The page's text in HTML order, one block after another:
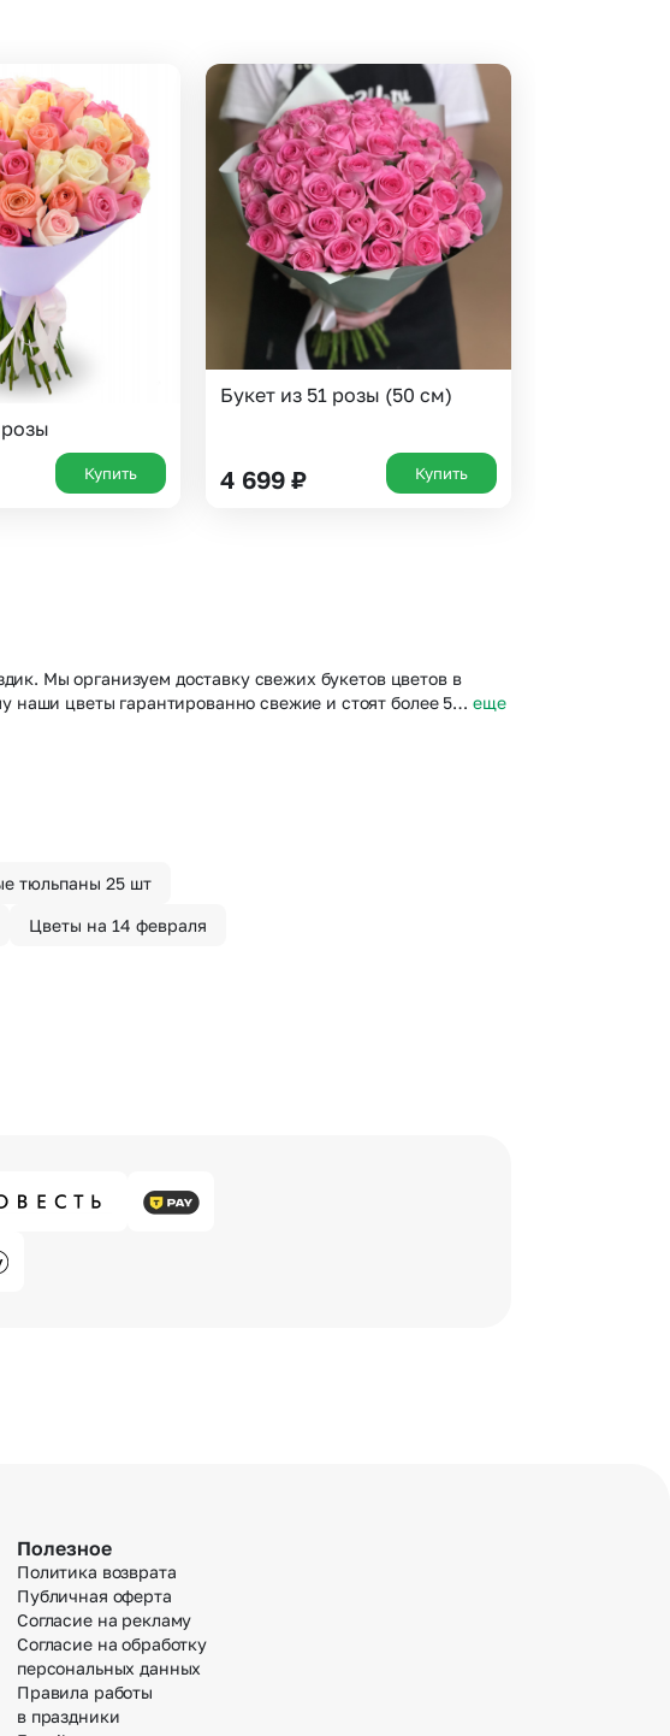
Купить
Букет из 51 розы (50 см)
4 699 ₽ Купить
Мы организуем доставку свежих букетов цветов в
наши цветы гарантированно свежие и стоят более 5… еще
тюльпаны 25 шт
Цветы на 14 февраля
Полезное
Политика возврата
Публичная оферта
Согласие на рекламу
Согласие на обработку
персональных данных
Правила работы
в праздники